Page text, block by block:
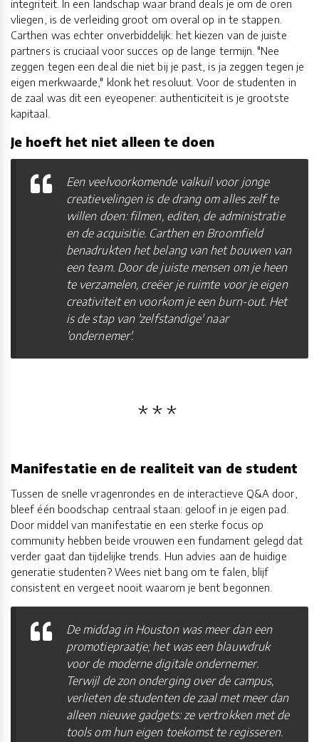
integriteit. In een landschap waar brand deals je om de oren
vliegen, is de verleiding groot om overal op in te stappen.
Carthen was echter onverbiddelijk: het kiezen van de juiste
partners is cruciaal voor succes op de lange termijn. "Nee
zeggen tegen een deal die niet bij je past, is ja zeggen tegen je
eigen merkwaarde," klonk het resoluut. Voor de studenten in
de zaal was dit een eyeopener: authenticiteit is je grootste
kapitaal.
Je hoeft het niet alleen te doen
Een veelvoorkomende valkuil voor jonge
creatievelingen is de drang om alles zelf te
willen doen: filmen, editen, de administratie
en de acquisitie. Carthen en Broomfield
benadrukten het belang van het bouwen van
een team. Door de juiste mensen om je heen
te verzamelen, creëer je ruimte voor je eigen
creativiteit en voorkom je een burn-out. Het
is de stap van 'zelfstandige' naar
'ondernemer'.
Manifestatie en de realiteit van de student
Tussen de snelle vragenrondes en de interactieve Q&A door,
bleef één boodschap centraal staan: geloof in je eigen pad.
Door middel van manifestatie en een sterke focus op
community hebben beide vrouwen een fundament gelegd dat
verder gaat dan tijdelijke trends. Hun advies aan de huidige
generatie studenten? Wees niet bang om te falen, blijf
consistent en vergeet nooit waarom je bent begonnen.
De middag in Houston was meer dan een
promotiepraatje; het was een blauwdruk
voor de moderne digitale ondernemer.
Terwijl de zon onderging over de campus,
verlieten de studenten de zaal met meer dan
alleen nieuwe gadgets: ze vertrokken met de
tools om hun eigen toekomst te regisseren.